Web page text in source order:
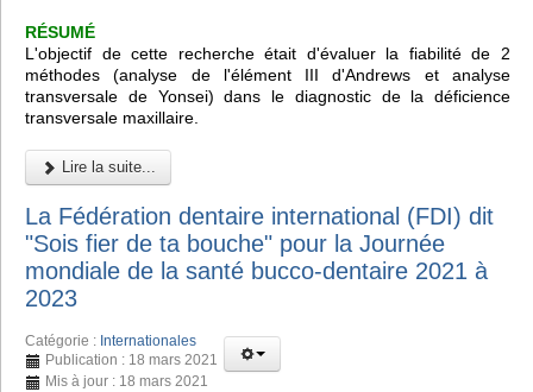
RÉSUMÉ
L'objectif de cette recherche était d'évaluer la fiabilité de 2
méthodes (analyse de l'élément III d'Andrews et analyse
transversale de Yonsei) dans le diagnostic de la déficience
transversale maxillaire.
Lire la suite...
La Fédération dentaire international (FDI) dit
"Sois fier de ta bouche" pour la Journée
mondiale de la santé bucco-dentaire 2021 à
2023
Catégorie : Internationales
Publication : 18 mars 2021
Mis à jour : 18 mars 2021